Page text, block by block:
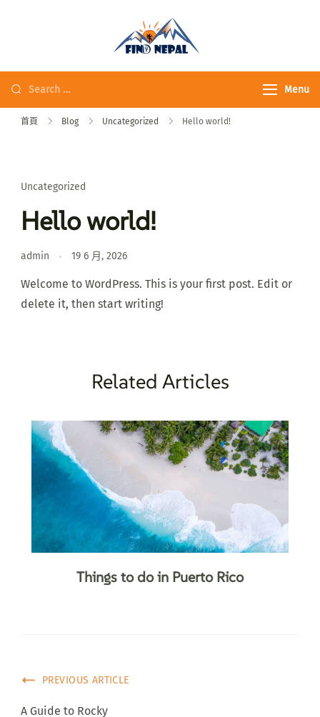
Menu
首頁 Blog Uncategorized Hello world!
Uncategorized
Hello world!
admin 19 6 月, 2026
Welcome to WordPress. This is your first post. Edit or
delete it, then start writing!
Related Articles
Things to do in Puerto Rico
PREVIOUS ARTICLE
A Guide to Rocky